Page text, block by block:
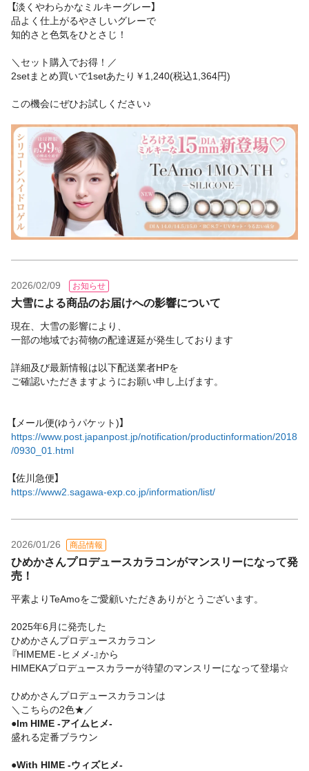
【淡くやわらかなミルキーグレー】
品よく仕上がるやさしいグレーで
知的さと色気をひとさじ！
＼セット購入でお得！／
2setまとめ買いで1setあたり￥1,240(税込1,364円)
この機会にぜひお試しください♪
2026/02/09 お知らせ
大雪による商品のお届けへの影響について
現在、大雪の影響により、
一部の地域でお荷物の配達遅延が発生しております
詳細及び最新情報は以下配送業者HPを
ご確認いただきますようにお願い申し上げます。
【メール便(ゆうパケット)】
https://www.post.japanpost.jp/notification/productinformation/2018
/0930_01.html
【佐川急便】
https://www2.sagawa-exp.co.jp/information/list/
2026/01/26 商品情報
ひめかさんプロデュースカラコンがマンスリーになって発
売！
平素よりTeAmoをご愛顧いただきありがとうございます。
2025年6月に発売した
ひめかさんプロデュースカラコン
『HIMEME -ヒメメ-』から
HIMEKAプロデュースカラーが待望のマンスリーになって登場☆
ひめかさんプロデュースカラコンは
＼こちらの2色★／
●Im HIME -アイムヒメ-
盛れる定番ブラウン
●With HIME -ウィズヒメ-